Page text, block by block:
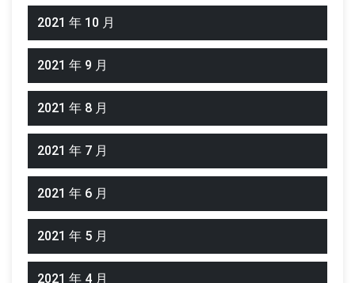
2021 年 10 月
2021 年 9 月
2021 年 8 月
2021 年 7 月
2021 年 6 月
2021 年 5 月
2021 年 4 月